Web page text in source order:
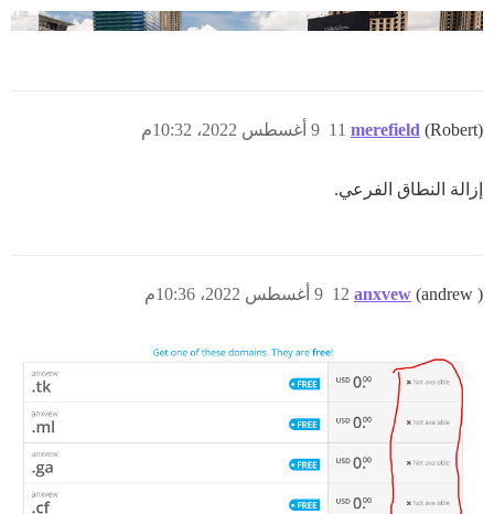
merefield (Robert) 9 أغسطس 2022، 10:32م 11
إزالة النطاق الفرعي.
anxvew (andrew ) 9 أغسطس 2022، 10:36م 12